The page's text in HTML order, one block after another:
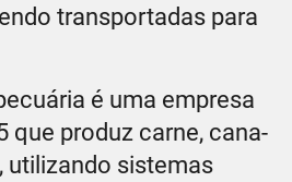
transportadas para
é uma empresa
que produz carne, cana-
utilizando sistemas